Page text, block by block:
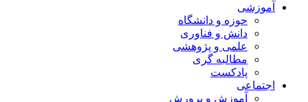
آموزشی
حوزه و دانشگاه
دانش و فناوری
علمی و پژوهشی
مطالبه گری
پادکست
اجتماعی
آموزش و پرورش